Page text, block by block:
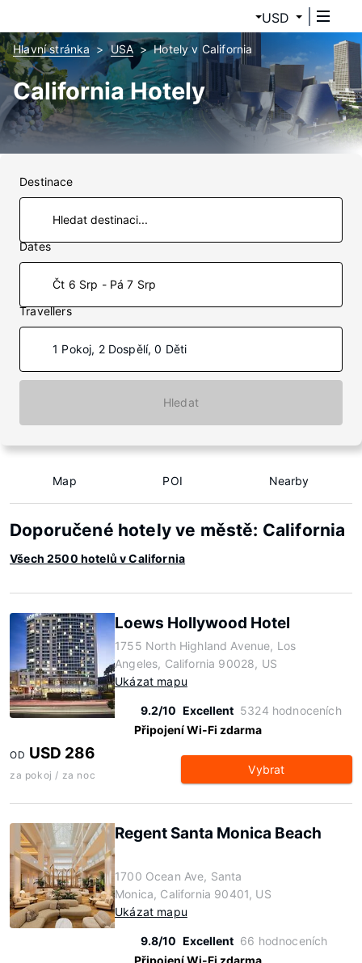
USD
Hlavní stránka USA Hotely v California
California Hotely
Destinace
Dates
Čt 6 Srp - Pá 7 Srp
Travellers
1 Pokoj, 2 Dospělí, 0 Děti
Hledat
Map POI Nearby
Doporučené hotely ve městě: California
Všech 2500 hotelů v California
Loews Hollywood Hotel
1755 North Highland Avenue, Los
Angeles, California 90028, US
Ukázat mapu
9.2/10 Excellent 5324 hodnoceních
Připojení Wi-Fi zdarma
OD USD 286
za pokoj / za noc Vybrat
Regent Santa Monica Beach
1700 Ocean Ave, Santa
Monica, California 90401, US
Ukázat mapu
9.8/10 Excellent 66 hodnoceních
Připojení Wi-Fi zdarma